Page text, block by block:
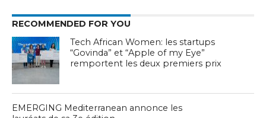
RECOMMENDED FOR YOU
Tech African Women: les startups
“Govinda” et “Apple of my Eye”
remportent les deux premiers prix
EMERGING Mediterranean annonce les